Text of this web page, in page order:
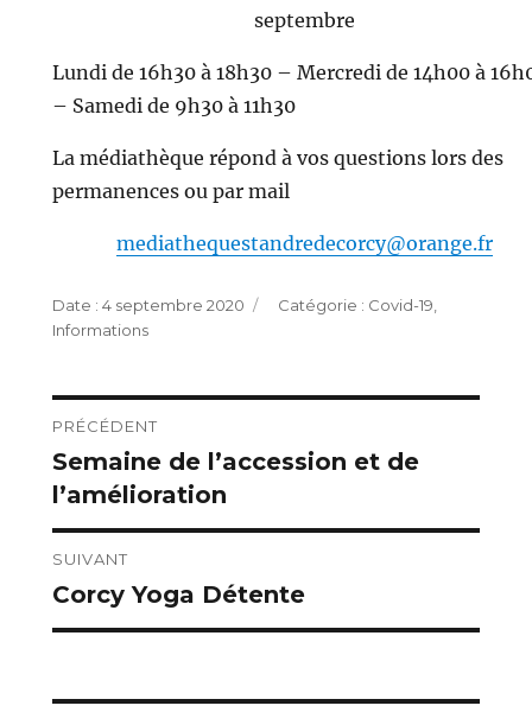
septembre
Lundi de 16h30 à 18h30 – Mercredi de 14h00 à
– Samedi de 9h30 à 11h30
La médiathèque répond à vos questions lors des
permanences ou par mail
mediathequestandredecorcy@orange.fr
Publié
le
4 septembre 2020 Catégories
Covid-19
Informations
Navigation
de
l’article
PRÉCÉDENT
Publication
précédente :
Semaine de l’accession et de
l’amélioration
SUIVANT
Publication
suivante :
Corcy Yoga Détente